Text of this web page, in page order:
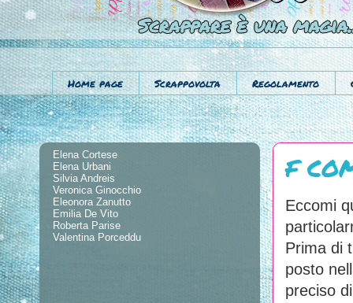
Home page Scrappovolta Regolamento
F
Eccomi
Prima di
posto
preciso
Elena Cortese
Elena Urbani
Silvia Andreis
Veronica Ginocchio
Eleonora Zanutto
Emilia De Vito
Roberta Parise
Valentina Porceddu